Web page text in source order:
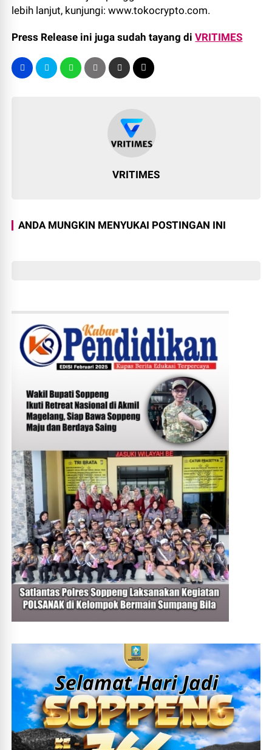
lebih lanjut, kunjungi: www.tokocrypto.com.
Press Release ini juga sudah tayang diVRITIMES
VRITIMES
ANDA MUNGKIN MENYUKAI POSTINGAN INI